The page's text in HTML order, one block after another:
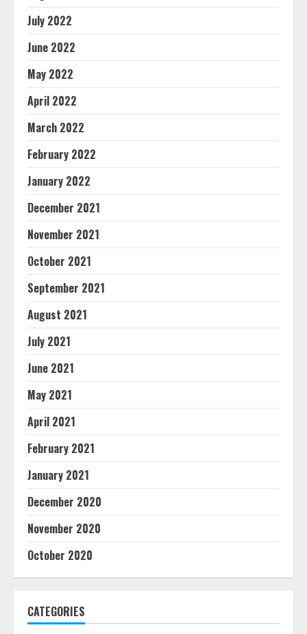
July 2022
June 2022
May 2022
April 2022
March 2022
February 2022
January 2022
December 2021
November 2021
October 2021
September 2021
August 2021
July 2021
June 2021
May 2021
April 2021
February 2021
January 2021
December 2020
November 2020
October 2020
CATEGORIES